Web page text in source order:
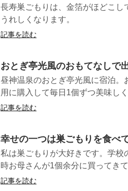
長寿巣ごもりは、金箔がほどこし
うれしくなり
記事を読む
おとぎ亭光風のおもてなしで
昼神温泉のおとぎ亭光風に宿泊。
用に購入して毎日1個ずつ美味し
記事を読む
幸せの一つは巣ごもりを食べ
私は巣ごもりが大好きです。学
時お母さんが1個余分に買ってき
記事を読む